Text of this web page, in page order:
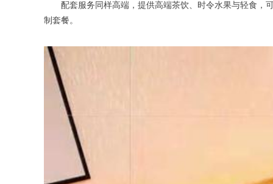
配套服务同样高端，提供高端茶饮、时令水果与轻食，可
制套餐。